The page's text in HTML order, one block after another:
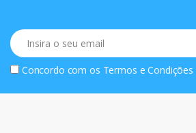
Email
Concordo com os Termos e Condições